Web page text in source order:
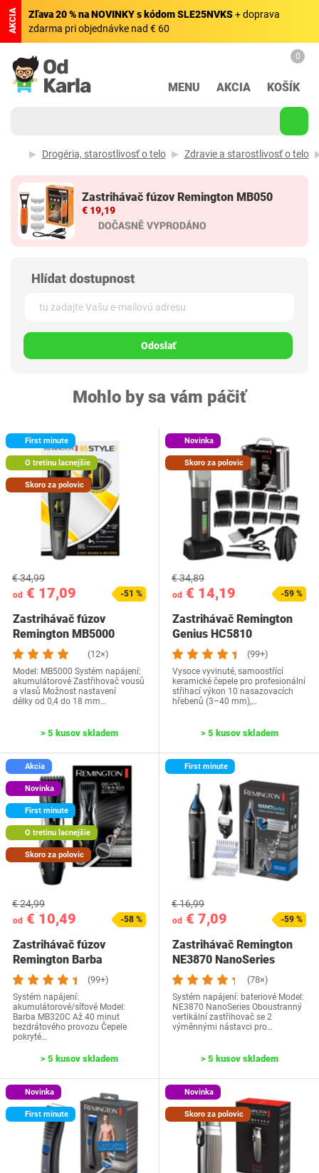
AKCIA Zľava 20 % na NOVINKY s kódom SLE25NVKS+ doprava
zdarma pri objednávke nad € 60
MENU AKCIA
0
KOŠÍK
Drogéria, starostlivosť o telo Zdravie a starostlivosť o telo
Zastrihávač fúzov Remington MB050
€ 19,19
Odoslať
Mohlo by sa vám páčiť
First minute
O tretinu lacnejšie
Skoro za polovic
od € 17,09
€ 34,99
-51 %
Zastrihávač fúzov
Remington MB5000
(12×)
Model: MB5000 Systém napájení:
akumulátorové Zastřihovač vousů
a vlasů Možnost nastavení
délky od 0,4 do 18 mm…
> 5 kusov skladem
Novinka
Skoro za polovic
od € 14,19
€ 34,89
-59 %
Zastrihávač Remington
Genius HC5810
(99+)
Vysoce vyvinuté, samoostřící
keramické čepele pro profesionální
střihací výkon 10 nasazovacích
hřebenů (3–40 mm),…
> 5 kusov skladem
Akcia
Novinka
First minute
O tretinu lacnejšie
Skoro za polovic
od € 10,49
€ 24,99
-58 %
Zastrihávač fúzov
Remington Barba
MB320C
(99+)
Systém napájení:
akumulátorové/síťové Model:
Barba MB320C Až 40 minut
bezdrátového provozu Čepele
pokryté…
> 5 kusov skladem
First minute
od € 7,09
€ 16,99
-59 %
Zastrihávač Remington
NE3870 NanoSeries
(78×)
Systém napájení: bateriové Model:
NE3870 NanoSeries Oboustranný
vertikální zastřihovač se 2
výměnnými nástavci pro…
> 5 kusov skladem
Novinka
First minute
Novinka
Skoro za polovic